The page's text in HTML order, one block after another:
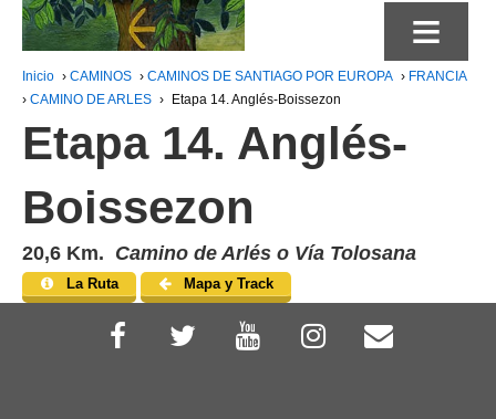
≡
Inicio › CAMINOS › CAMINOS DE SANTIAGO POR EUROPA › FRANCIA
› CAMINO DE ARLES › Etapa 14. Anglés-Boissezon
Etapa 14. Anglés-
Boissezon
20,6 Km. Camino de Arlés o Vía Tolosana
La Ruta Mapa y Track